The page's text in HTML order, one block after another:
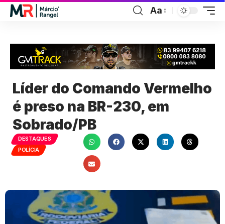
Aa
Líder do Comando Vermelho
é preso na BR-230, em
Sobrado/PB
DESTAQUES
POLÍCIA